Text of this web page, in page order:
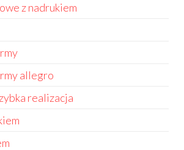
z nadrukiem
allegro
realizacja